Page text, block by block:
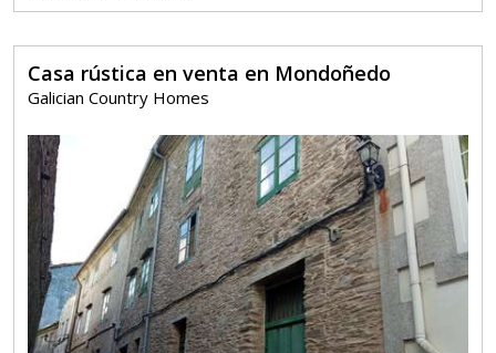
Casa rústica en venta en Mondoñedo
Galician Country Homes